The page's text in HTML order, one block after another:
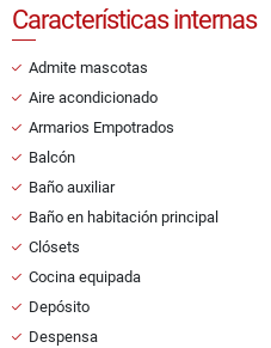
Características internas
Admite mascotas
Aire acondicionado
Armarios Empotrados
Balcón
Baño auxiliar
Baño en habitación principal
Clósets
Cocina equipada
Depósito
Despensa